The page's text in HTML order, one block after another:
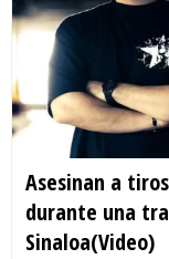
Asesinan a
durante una
Sinaloa(Video)